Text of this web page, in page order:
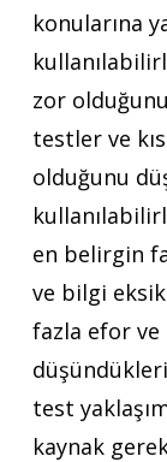
konularına
zor
testler ve
olduğunu
en belirgin
ve bilgi
fazla efor
test
kaynak